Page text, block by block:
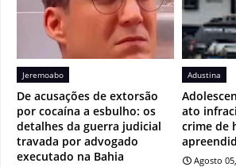
Jeremoabo
De acusações de extorsão
por cocaína a esbulho: os
detalhes da guerra judicial
travada por advogado
executado na Bahia
Adustina
ato
crime de
Agosto